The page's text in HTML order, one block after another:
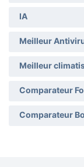
IA
Meilleur
Meilleur
Comparateur
Comparateur